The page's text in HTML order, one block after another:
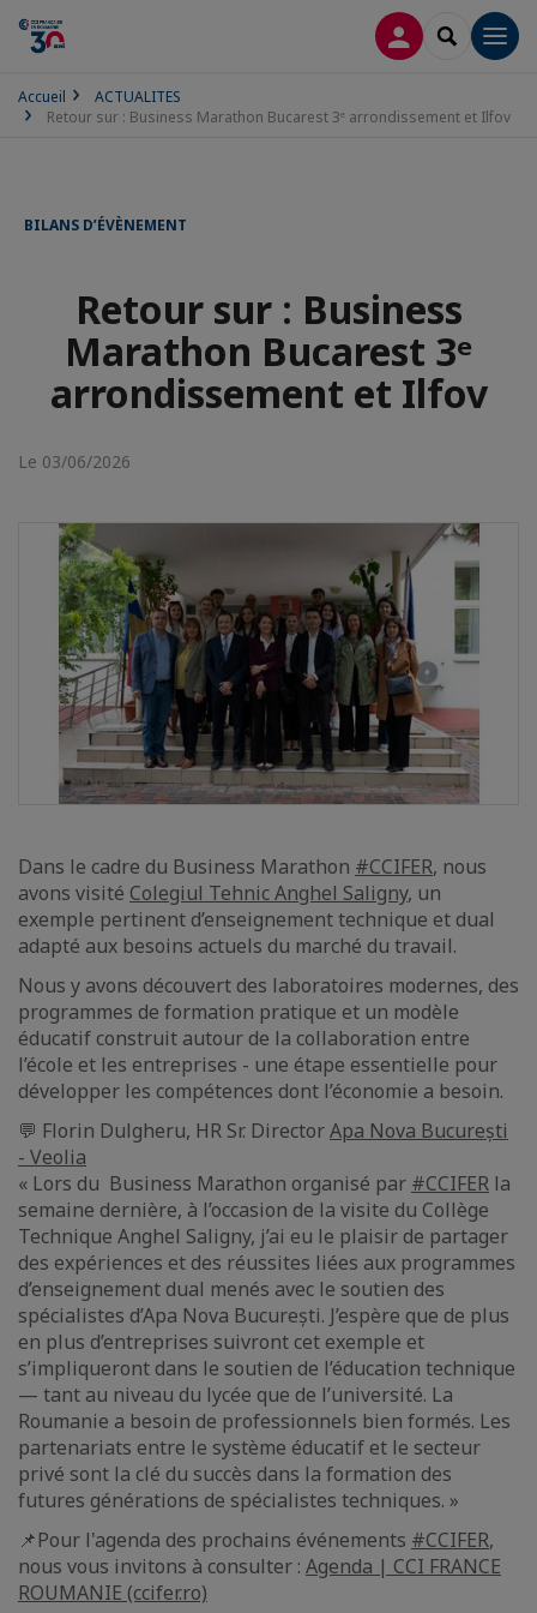
CONNEXION
Accueil
ACTUALITES
Retour sur : Business Marathon Bucarest 3ᵉ arrondissement et Ilfov
BILANS D’ÉVÈNEMENT
Retour sur : Business
Marathon Bucarest 3ᵉ
arrondissement et Ilfov
Le 03/06/2026
Dans le cadre du Business Marathon #CCIFER, nous
avons visité Colegiul Tehnic Anghel Saligny, un
exemple pertinent d’enseignement technique et dual
adapté aux besoins actuels du marché du travail.
Nous y avons découvert des laboratoires modernes, des
programmes de formation pratique et un modèle
éducatif construit autour de la collaboration entre
l’école et les entreprises - une étape essentielle pour
développer les compétences dont l’économie a besoin.
💬 Florin Dulgheru, HR Sr. DirectorApa Nova București
- Veolia
« Lors du Business Marathon organisé par #CCIFER la
semaine dernière, à l’occasion de la visite du Collège
Technique Anghel Saligny, j’ai eu le plaisir de partager
des expériences et des réussites liées aux programmes
d’enseignement dual menés avec le soutien des
spécialistes d’Apa Nova București. J’espère que de plus
en plus d’entreprises suivront cet exemple et
s’impliqueront dans le soutien de l’éducation technique
— tant au niveau du lycée que de l’université. La
Roumanie a besoin de professionnels bien formés. Les
partenariats entre le système éducatif et le secteur
privé sont la clé du succès dans la formation des
futures générations de spécialistes techniques. »
📌Pour l'agenda des prochains événements #CCIFER,
nous vous invitons à consulter : Agenda | CCI FRANCE
ROUMANIE (ccifer.ro)